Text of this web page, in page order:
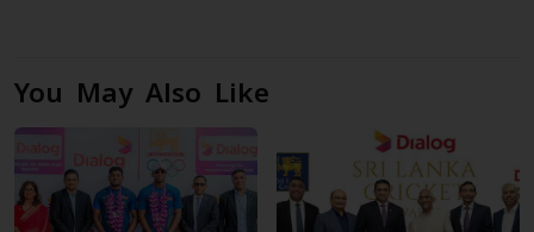
You May Also Like